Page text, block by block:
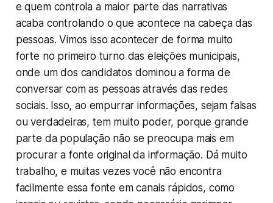
e quem controla a maior parte das narrativas
acaba controlando o que acontece na cabeça das
pessoas. Vimos isso acontecer de forma muito
forte no primeiro turno das eleições municipais,
onde um dos candidatos dominou a forma de
conversar com as pessoas através das redes
sociais. Isso, ao empurrar informações, sejam falsas
ou verdadeiras, tem muito poder, porque grande
parte da população não se preocupa mais em
procurar a fonte original da informação. Dá muito
trabalho, e muitas vezes você não encontra
facilmente essa fonte em canais rápidos, como